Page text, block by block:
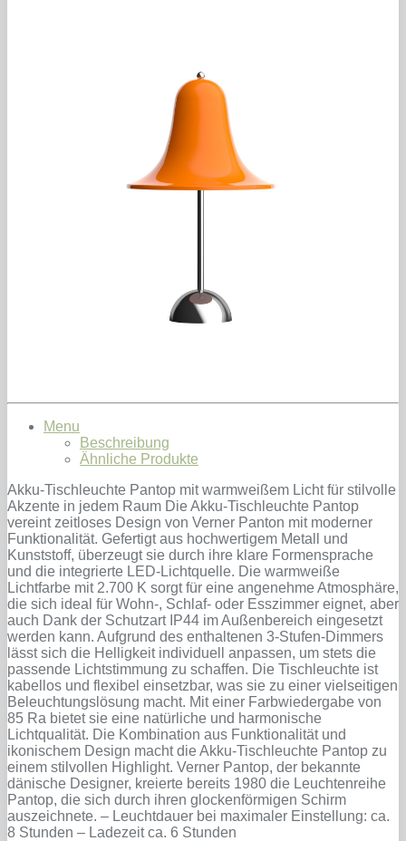
Menu
Beschreibung
Ähnliche Produkte
Akku-Tischleuchte Pantop mit warmweißem Licht für stilvolle
Akzente in jedem Raum Die Akku-Tischleuchte Pantop
vereint zeitloses Design von Verner Panton mit moderner
Funktionalität. Gefertigt aus hochwertigem Metall und
Kunststoff, überzeugt sie durch ihre klare Formensprache
und die integrierte LED-Lichtquelle. Die warmweiße
Lichtfarbe mit 2.700 K sorgt für eine angenehme Atmosphäre,
die sich ideal für Wohn-, Schlaf- oder Esszimmer eignet, aber
auch Dank der Schutzart IP44 im Außenbereich eingesetzt
werden kann. Aufgrund des enthaltenen 3-Stufen-Dimmers
lässt sich die Helligkeit individuell anpassen, um stets die
passende Lichtstimmung zu schaffen. Die Tischleuchte ist
kabellos und flexibel einsetzbar, was sie zu einer vielseitigen
Beleuchtungslösung macht. Mit einer Farbwiedergabe von
85 Ra bietet sie eine natürliche und harmonische
Lichtqualität. Die Kombination aus Funktionalität und
ikonischem Design macht die Akku-Tischleuchte Pantop zu
einem stilvollen Highlight. Verner Pantop, der bekannte
dänische Designer, kreierte bereits 1980 die Leuchtenreihe
Pantop, die sich durch ihren glockenförmigen Schirm
auszeichnete. – Leuchtdauer bei maximaler Einstellung: ca.
8 Stunden – Ladezeit ca. 6 Stunden